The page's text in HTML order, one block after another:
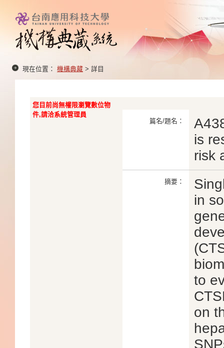
現在位置： 機構典藏 > 詳目
您目前尚無權限瀏覽數位物
件,請洽系統管理員
篇名/題名：
is
risk
摘要：
in
to
on